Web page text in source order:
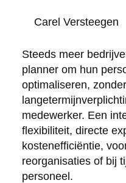
Posted
Carel Versteegen
Steeds meer
planner om hun
optimaliseren,
medewerker. Een
flexibiliteit, directe
kostenefficiëntie,
reorganisaties of bij
personeel.